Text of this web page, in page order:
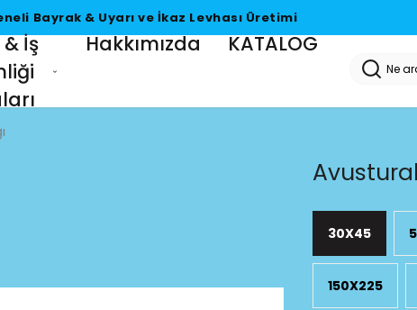
Bayrak & Uyarı ve İkaz Levhası Üretimi
İş
Hakkımızda KATALOG
30X45
150X225